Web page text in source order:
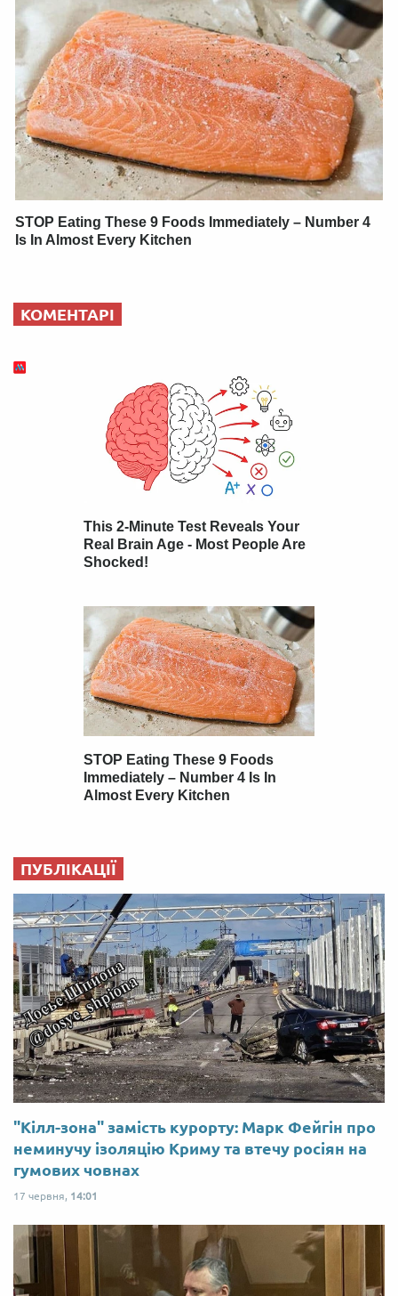
STOP Eating These 9 Foods Immediately – Number 4
Is In Almost Every Kitchen
КОМЕНТАРІ
ПУБЛІКАЦІЇ
"Кілл-зона" замість курорту: Марк Фейгін про
неминучу ізоляцію Криму та втечу росіян на
гумових човнах
17 червня, 14:01